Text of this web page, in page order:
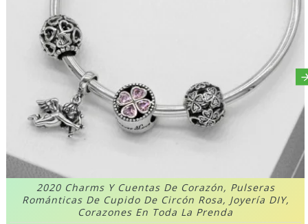
2020 Charms Y Cuentas De Corazón, Pulseras
Románticas De Cupido De Circón Rosa, Joyería DIY,
Corazones En Toda La Prenda